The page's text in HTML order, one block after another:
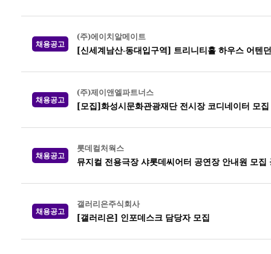
채용공고
(주)에이치알메이트
[신세계남산-동대입구역] 트리니티홀 하우스 어텐
채용공고
(주)제이앤엘파트너스
[모집]화성시문화관광재단 전시장 코디네이터 모집
채용공고
롯데컬처웍스
뮤지컬 전용극장 샤롯데씨어터 공연장 안내원 모
채용공고
갤러리은주식회사
[갤러리은] 인포데스크 담당자 모집